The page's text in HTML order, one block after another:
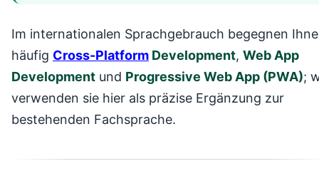
Im internationalen Sprachgebrauch begegnen
häufig Cross-Platform Development, Web App
Development und Progressive Web App (PWA);
verwenden sie hier als präzise Ergänzung zur
bestehenden Fachsprache.